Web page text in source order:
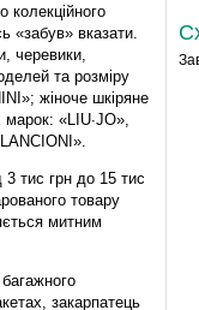
колекційного
«забув» вказати.
черевики,
та розміру
жіноче шкіряне
марок: «LIU∙JO»,
3 тис грн до 15 тис
товару
митним
закарпатець